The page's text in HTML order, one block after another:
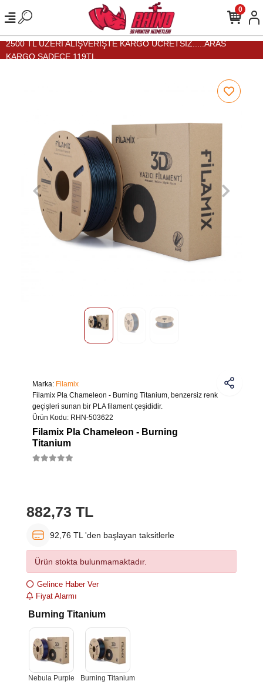
2500 TL ÜZERİ ALIŞVERİŞTE KARGO ÜCRETSİZ.....ARAS
KARGO SADECE 119TL...
0
Marka: Filamix
Filamix Pla Chameleon - Burning Titanium, benzersiz renk
geçişleri sunan bir PLA filament çeşididir.
Ürün Kodu: RHN-503622
Filamix Pla Chameleon - Burning
Titanium
882,73 TL
92,76 TL 'den başlayan taksitlerle
Ürün stokta bulunmamaktadır.
Gelince Haber Ver
Fiyat Alarmı
Burning Titanium
Nebula Purple Burning Titanium